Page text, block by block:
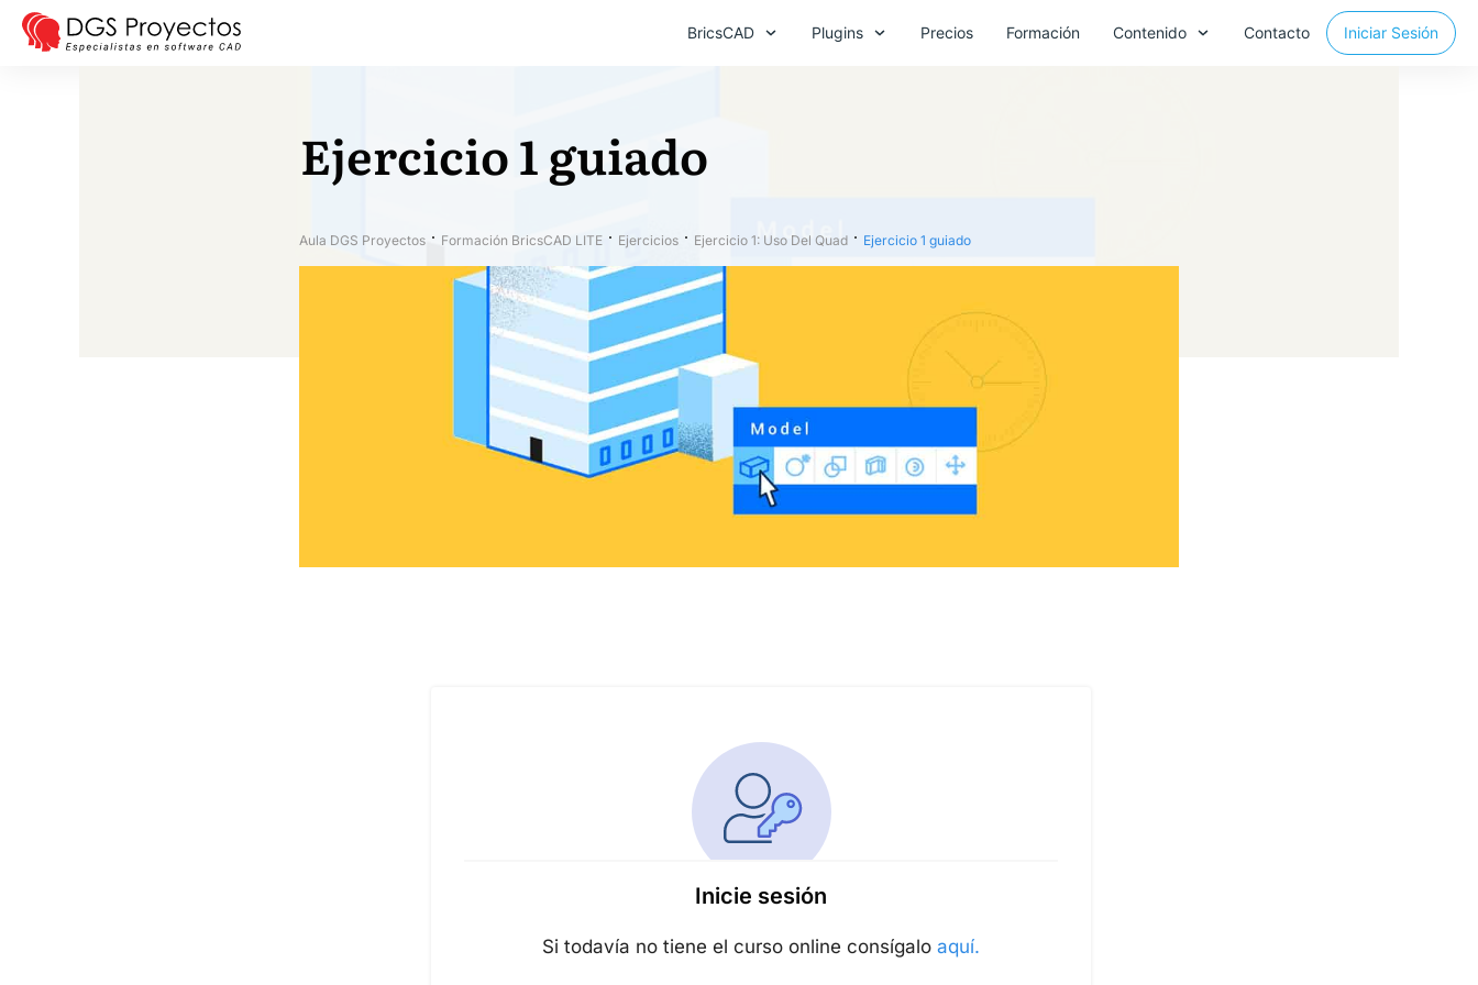
BricsCAD Plugins Precios Formación Contenido Contacto Iniciar Sesión
Ejercicio 1 guiado
Aula DGS Proyectos Formación BricsCAD LITE Ejercicios Ejercicio 1: Uso Del Quad Ejercicio 1 guiado
Inicie sesión
Si todavía no tiene el curso online consígalo aquí.